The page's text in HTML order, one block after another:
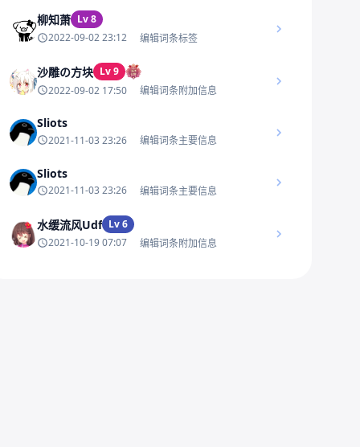
柳知萧 Lv 8
2022-09-02 23:12
编辑词条标签
沙雕の方块 Lv 9
2022-09-02 17:50
编辑词条附加信息
Sliots
2021-11-03 23:26 编辑词条主要信息
Sliots
2021-11-03 23:26 编辑词条主要信息
水缓流风Udf Lv 6
2021-10-19 07:07
编辑词条附加信息